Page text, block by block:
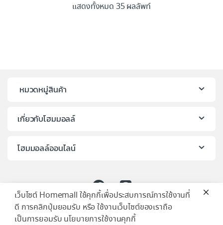
แสดงทั้งหมด 35 ผลลัพท์
หมวดหมู่สินค้า
เกี่ยวกับโฮมมอลล์
โฮมมอลล์ออนไลน์
เว็บไซต์ Homemall ใช้คุกกี้เพื่อประสบการณ์การใช้งานที่
ดี การคลิกปุ่มยอมรับ หรือ ใช้งานเว็บไซต์ของเราถือ
เป็นการยอมรับ นโยบายการใช้งานคุกกี้